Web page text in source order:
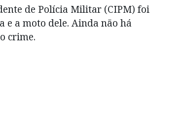
de Polícia Militar (CIPM) foi
e a moto dele. Ainda não há
crime.